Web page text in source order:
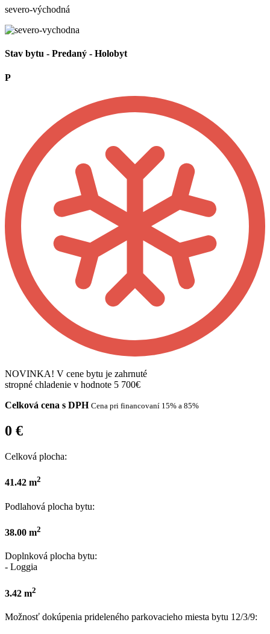
severo-východná
Stav bytu - Predaný - Holobyt
P
NOVINKA! V cene bytu je zahrnuté
stropné chladenie v hodnote 5 700€
Celková cena s DPH Cena pri financovaní 15% a 85%
0 €
Celková plocha:
41.42 m2
Podlahová plocha bytu:
38.00 m2
Doplnková plocha bytu:
- Loggia
3.42 m2
Možnosť dokúpenia prideleného parkovacieho miesta bytu 12/3/9: